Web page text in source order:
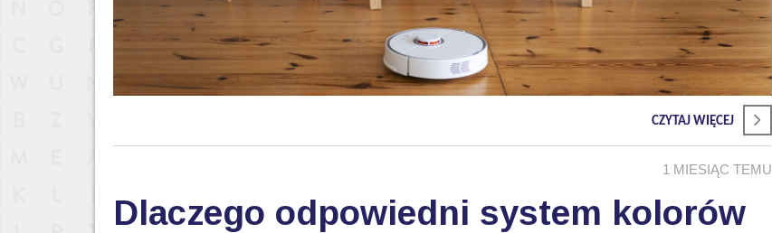
CZYTAJ WIĘCEJ
1 MIESIĄC TEMU
Dlaczego odpowiedni system kolorów